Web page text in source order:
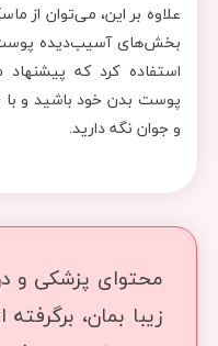
علاوه بر این، می‌توان از
بخش‌های آسیب‌دیده
استفاده کرد که
پوست بدن خود باشید و
و جوان نگه دارید.
محتوای پزشکی و
زیبا بمان،